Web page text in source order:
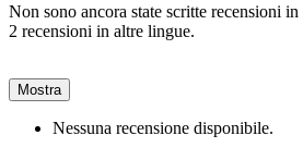
Non sono ancora state scritte recensioni
2 recensioni in altre lingue.
Mostra
Nessuna recensione disponibile.